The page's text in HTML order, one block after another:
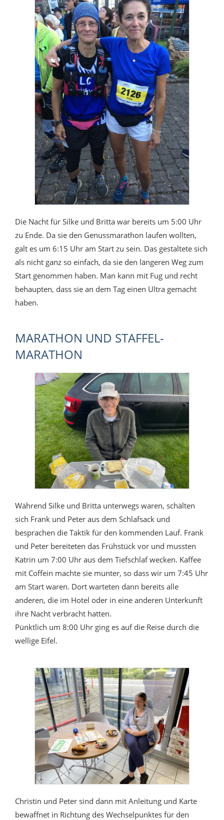
Die Nacht für Silke und Britta war bereits um 5:00 Uhr
zu Ende. Da sie den Genussmarathon laufen wollten,
galt es um 6:15 Uhr am Start zu sein. Das gestaltete sich
als nicht ganz so einfach, da sie den längeren Weg zum
Start genommen haben. Man kann mit Fug und recht
behaupten, dass sie an dem Tag einen Ultra gemacht
haben.
MARATHON UND STAFFEL-
MARATHON
Während Silke und Britta unterwegs waren, schälten
sich Frank und Peter aus dem Schlafsack und
besprachen die Taktik für den kommenden Lauf. Frank
und Peter bereiteten das Frühstück vor und mussten
Katrin um 7:00 Uhr aus dem Tiefschlaf wecken. Kaffee
mit Coffein machte sie munter, so dass wir um 7:45 Uhr
am Start waren. Dort warteten dann bereits alle
anderen, die im Hotel oder in eine anderen Unterkunft
ihre Nacht verbracht hatten.
Pünktlich um 8:00 Uhr ging es auf die Reise durch die
wellige Eifel.
Christin und Peter sind dann mit Anleitung und Karte
bewaffnet in Richtung des Wechselpunktes für den